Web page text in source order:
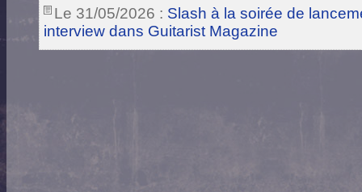
Le 31/05/2026 : Slash à la soirée de
interview dans Guitarist Magazine